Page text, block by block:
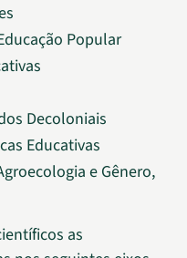
Popular
Decoloniais
Educativas
e Gênero,
as